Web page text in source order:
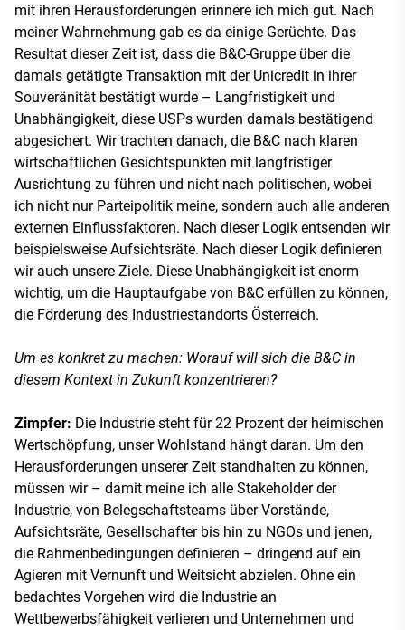
mit ihren Herausforderungen erinnere ich mich gut. Nach
meiner Wahrnehmung gab es da einige Gerüchte. Das
Resultat dieser Zeit ist, dass die B&C-Gruppe über die
damals getätigte Transaktion mit der Unicredit in ihrer
Souveränität bestätigt wurde – Langfristigkeit und
Unabhängigkeit, diese USPs wurden damals bestätigend
abgesichert. Wir trachten danach, die B&C nach klaren
wirtschaftlichen Gesichtspunkten mit langfristiger
Ausrichtung zu führen und nicht nach politischen, wobei
ich nicht nur Parteipolitik meine, sondern auch alle anderen
externen Einflussfaktoren. Nach dieser Logik entsenden wir
beispielsweise Aufsichtsräte. Nach dieser Logik definieren
wir auch unsere Ziele. Diese Unabhängigkeit ist enorm
wichtig, um die Hauptaufgabe von B&C erfüllen zu können,
die Förderung des Industriestandorts Österreich.
Um es konkret zu machen: Worauf will sich die B&C in
diesem Kontext in Zukunft konzentrieren?
Zimpfer: Die Industrie steht für 22 Prozent der heimischen
Wertschöpfung, unser Wohlstand hängt daran. Um den
Herausforderungen unserer Zeit standhalten zu können,
müssen wir – damit meine ich alle Stakeholder der
Industrie, von Belegschaftsteams über Vorstände,
Aufsichtsräte, Gesellschafter bis hin zu NGOs und jenen,
die Rahmenbedingungen definieren – dringend auf ein
Agieren mit Vernunft und Weitsicht abzielen. Ohne ein
bedachtes Vorgehen wird die Industrie an
Wettbewerbsfähigkeit verlieren und Unternehmen und